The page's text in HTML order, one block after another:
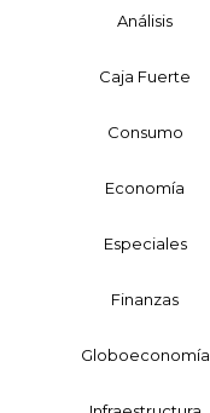
Análisis
Caja Fuerte
Consumo
Economía
Especiales
Finanzas
Globoeconomía